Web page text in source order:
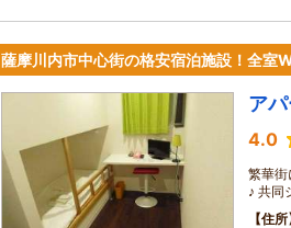
薩摩川内市中心街の格安宿泊施設！全室
ア
4.0
繁華街
♪ 共同
住所